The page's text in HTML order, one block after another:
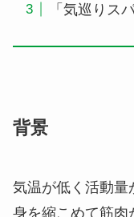
「気巡りス
背景
気温が低く活動量
身を縮こめて筋肉